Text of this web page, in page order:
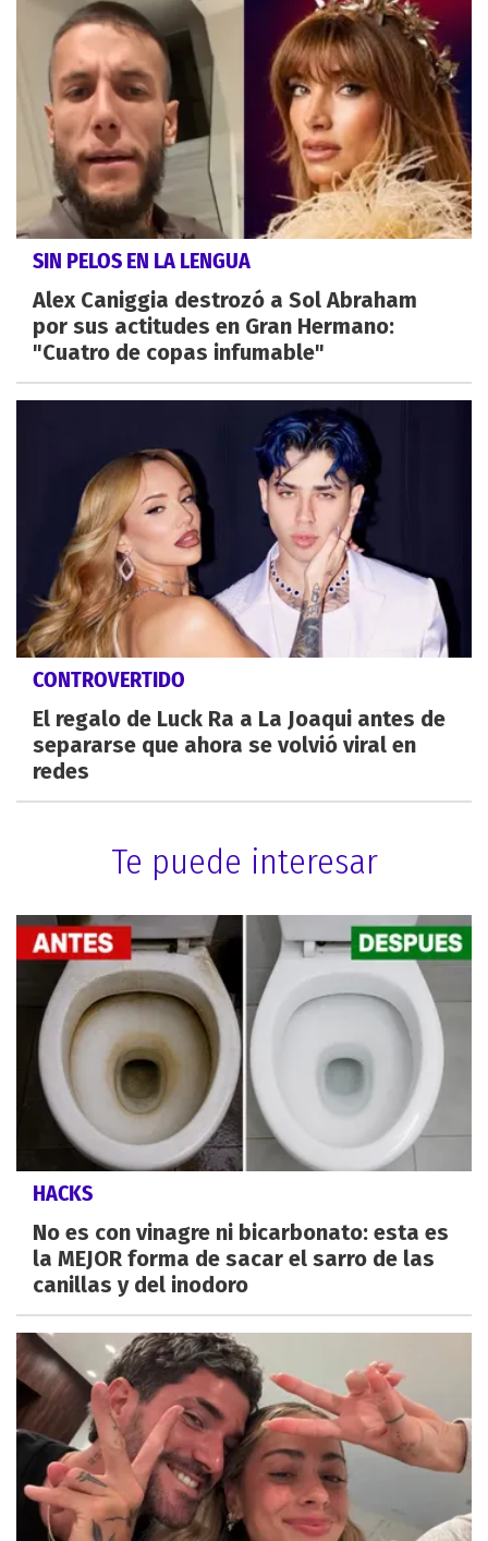
SIN PELOS EN LA LENGUA
Alex Caniggia destrozó a Sol Abraham
por sus actitudes en Gran Hermano:
"Cuatro de copas infumable"
CONTROVERTIDO
El regalo de Luck Ra a La Joaqui antes de
separarse que ahora se volvió viral en
redes
Te puede interesar
HACKS
No es con vinagre ni bicarbonato: esta es
la MEJOR forma de sacar el sarro de las
canillas y del inodoro